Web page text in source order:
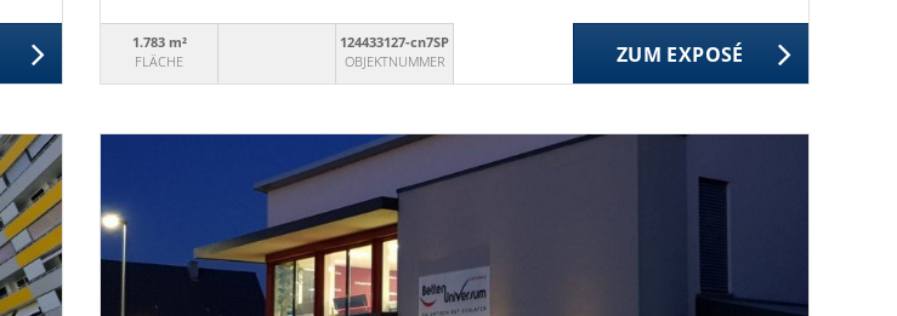
1.783 m²
FLÄCHE
124433127-cn7SP
OBJEKTNUMMER
ZUM EXPOSÉ